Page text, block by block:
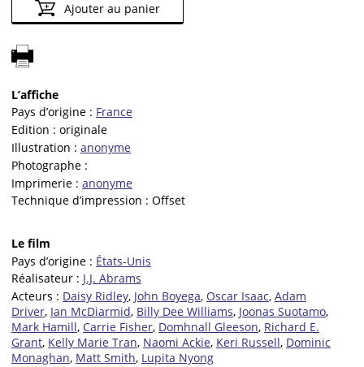
Ajouter au panier
L’affiche
Pays d’origine : France
Edition : originale
Illustration : anonyme
Photographe :
Imprimerie : anonyme
Technique d’impression : Offset
Le film
Pays d’origine : États-Unis
Réalisateur : J.J. Abrams
Acteurs : Daisy Ridley, John Boyega, Oscar Isaac, Adam
Driver, Ian McDiarmid, Billy Dee Williams, Joonas Suotamo,
Mark Hamill, Carrie Fisher, Domhnall Gleeson, Richard E.
Grant, Kelly Marie Tran, Naomi Ackie, Keri Russell, Dominic
Monaghan, Matt Smith, Lupita Nyong